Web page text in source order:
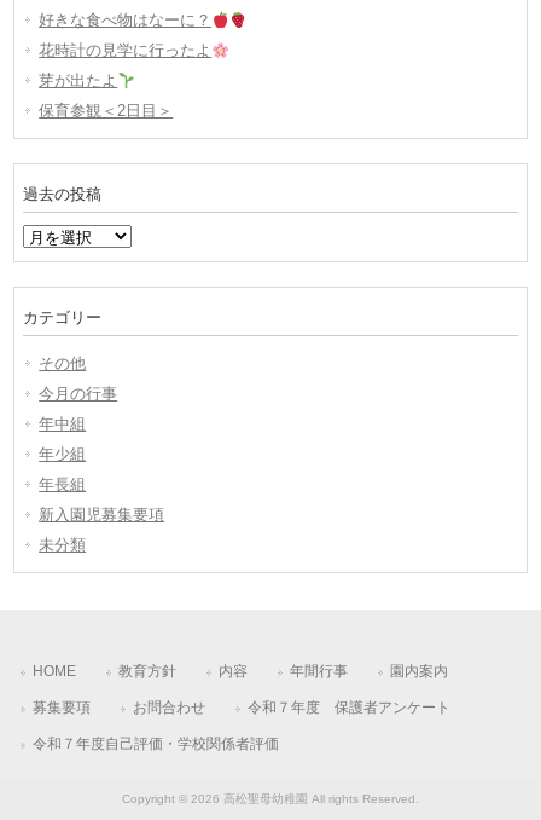
好きな食べ物はなーに？
花時計の見学に行ったよ
芽が出たよ
保育参観＜2日目＞
過去の投稿
過
去
稿
カテゴリー
その他
今月の行事
年中組
年少組
年長組
新入園児募集要項
未分類
HOME 教育方針 内容 年間行事 園内案内
募集要項 お問合わせ 令和７年度 保護者アンケート
令和７年度自己評価・学校関係者評価
Copyright © 2026 高松聖母幼稚園 All rights Reserved.